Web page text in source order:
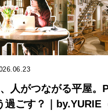
人がつながる平屋。
過ごす？｜by.YURIE